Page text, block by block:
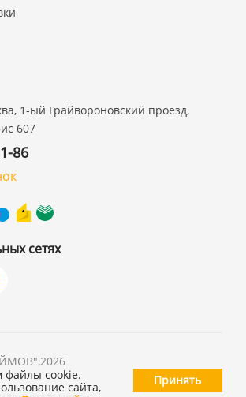
1-ый Грайвороновский проезд,
607
86
сетях
,2026
файлы cookie.
сайта,
Принять